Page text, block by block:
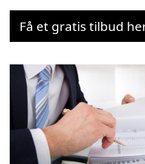
Få et gratis tilbud